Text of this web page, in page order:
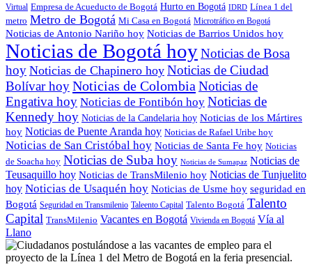
Virtual Empresa de Acueducto de Bogotá Hurto en Bogotá IDRD Línea 1 del
metro Metro de Bogotá Mi Casa en Bogotá Microtráfico en Bogotá
Noticias de Antonio Nariño hoy Noticias de Barrios Unidos hoy
Noticias de Bogotá hoyNoticias de Bosa
hoy Noticias de Chapinero hoy Noticias de Ciudad
Bolívar hoyNoticias de Colombia Noticias de
Engativa hoy Noticias de Fontibón hoy Noticias de
Kennedy hoy Noticias de la Candelaria hoy Noticias de los Mártires
hoy Noticias de Puente Aranda hoy Noticias de Rafael Uribe hoy
Noticias de San Cristóbal hoy Noticias de Santa Fe hoy Noticias
de Soacha hoy Noticias de Suba hoy Noticias de Sumapaz Noticias de
Teusaquillo hoy Noticias de TransMilenio hoy Noticias de Tunjuelito
hoy Noticias de Usaquén hoy Noticias de Usme hoy seguridad en
Bogotá Seguridad en Transmilenio Taleento Capital Talento Bogotá Talento
Capital TransMilenio Vacantes en Bogotá Vivienda en Bogotá Vía al
Llano